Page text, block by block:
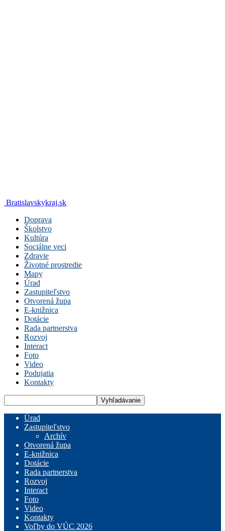
Bratislavskykraj.sk
Doprava
Školstvo
Kultúra
Sociálne veci
Zdravie
Životné prostredie
Mapy
Úrad
Zastupiteľstvo
Otvorená župa
E-knižnica
Dotácie
Rada partnerstva
Rozvoj
Interact
Foto
Video
Podujatia
Kontakty
Úrad
Zastupiteľstvo
Archív
Otvorená župa
E-knižnica
Dotácie
Rada partnerstva
Rozvoj
Interact
Foto
Video
Kontakty
Voľby do VÚC 2026